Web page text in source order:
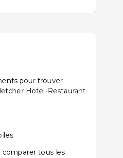
pour trouver
Hotel-Restaurant
tous les